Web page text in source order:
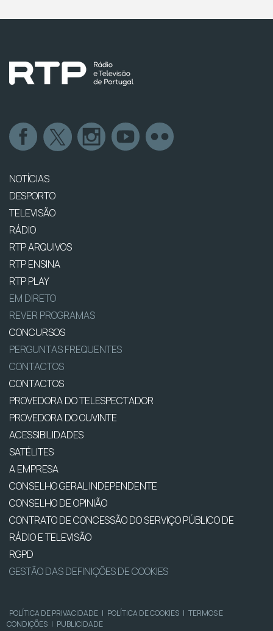
NOTÍCIAS
DESPORTO
TELEVISÃO
RÁDIO
RTP ARQUIVOS
RTP ENSINA
RTP PLAY
EM DIRETO
REVER PROGRAMAS
CONCURSOS
PERGUNTAS FREQUENTES
CONTACTOS
CONTACTOS
PROVEDORA DO TELESPECTADOR
PROVEDORA DO OUVINTE
ACESSIBILIDADES
SATÉLITES
A EMPRESA
CONSELHO GERAL INDEPENDENTE
CONSELHO DE OPINIÃO
CONTRATO DE CONCESSÃO DO SERVIÇO PÚBLICO DE
RÁDIO E TELEVISÃO
RGPD
GESTÃO DAS DEFINIÇÕES DE COOKIES
POLÍTICA DE PRIVACIDADE | POLÍTICA DE COOKIES | TERMOS E
CONDIÇÕES | PUBLICIDADE